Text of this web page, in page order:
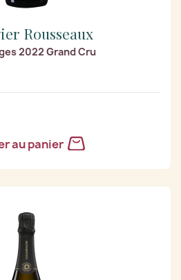
Rousseaux
2022 Grand Cru
au panier